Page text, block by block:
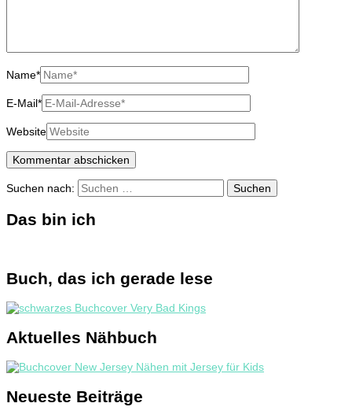
Name*
E-Mail*
Website
Suchen nach:
Das bin ich
Buch, das ich gerade lese
Aktuelles Nähbuch
Neueste Beiträge